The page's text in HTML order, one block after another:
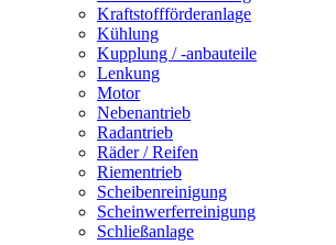
Kraftstoffförderanlage
Kühlung
Kupplung / -anbauteile
Lenkung
Motor
Nebenantrieb
Radantrieb
Räder / Reifen
Riementrieb
Scheibenreinigung
Scheinwerferreinigung
Schließanlage